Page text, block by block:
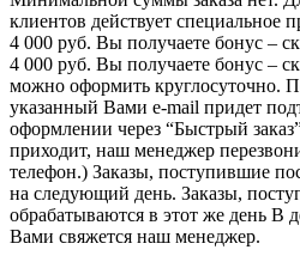
клиентов действует специальное
4 000 руб. Вы получаете бонус –
4 000 руб. Вы получаете бонус –
можно оформить круглосуточно.
указанный Вами e-mail придет
оформлении через “Быстрый
приходит, наш менеджер
телефон.) Заказы, поступившие
на следующий день. Заказы,
обрабатываются в этот же день В
Вами свяжется наш менеджер.